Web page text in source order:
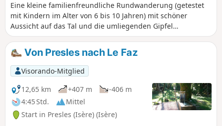
Eine kleine familienfreundliche Rundwanderung (getestet
mit Kindern im Alter von 6 bis 10 Jahren) mit schöner
Aussicht auf das Tal und die umliegenden Gipfel
(Aussichtspunkt in der Nähe des Startpunkts), gut
beschattet und kühl. Viele Blumen und Schmetterlinge
sowie Erdbeeren und Waldhimbeeren zur richtigen
Jahreszeit.
Von Presles nach Le Faz
Visorando-Mitglied
12,65 km
+407 m
-406 m
4:45 Std.
Mittel
Start in Presles (Isère) (Isère)